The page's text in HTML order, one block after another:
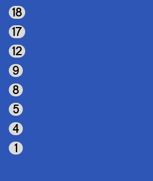
18
17
12
9
8
5
4
1